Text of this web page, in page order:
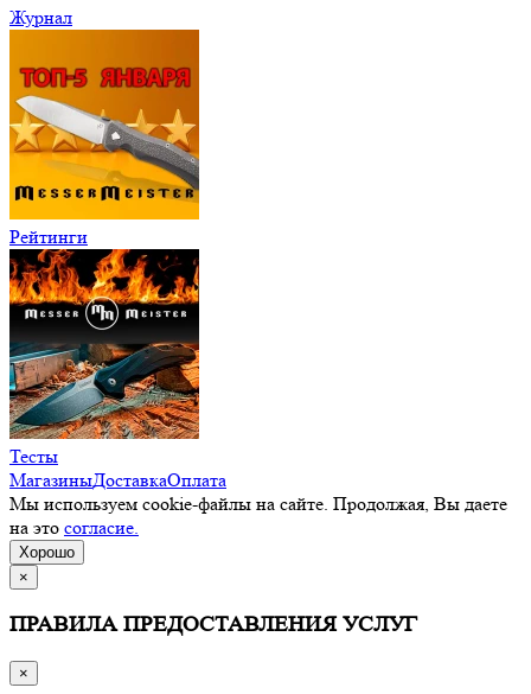
Журнал
Рейтинги
Тесты
МагазиныДоставкаОплата
Мы используем cookie-файлы на сайте. Продолжая, Вы даете
на это согласие.
Хорошо
×
ПРАВИЛА ПРЕДОСТАВЛЕНИЯ УСЛУГ
×